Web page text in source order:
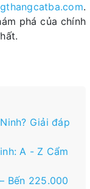
.
phá của chính
Giải đáp
A - Z Cẩm
Bến 225.000